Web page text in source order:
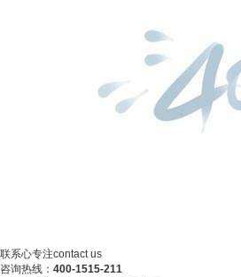
联系心专注contact us
咨询热线： 400-1515-211